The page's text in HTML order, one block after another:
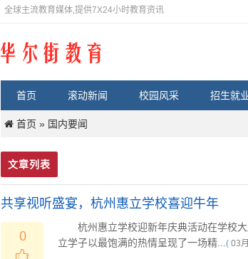
全球主流教育媒体,提供7X24小时教育资讯
首页 滚动新闻 校园风采 招生就
首页 » 国内要闻
文章列表
共享视听盛宴，杭州惠立学校喜迎牛年
杭州惠立学校迎新年庆典活动在学校大
立学子以最饱满的热情呈现了一场精... ( 03
0